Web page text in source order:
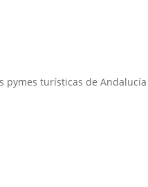
pymes turísticas de Andalucía